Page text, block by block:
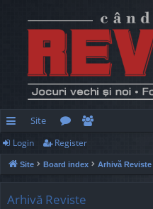
ui
ck
Site
or
u
e
m
Login Register
Site Board index Arhivă Reviste
Arhivă Reviste